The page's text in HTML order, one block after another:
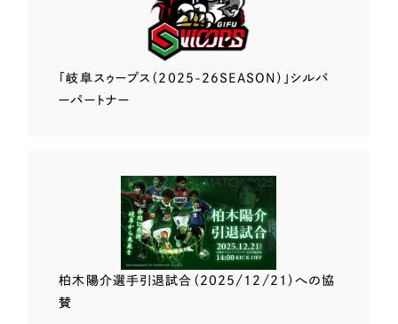
「岐阜スゥープス （2025-26SEASON）」 シルバ
ーパートナー
柏木陽介選手引退試合（2025/12/21）への協
賛